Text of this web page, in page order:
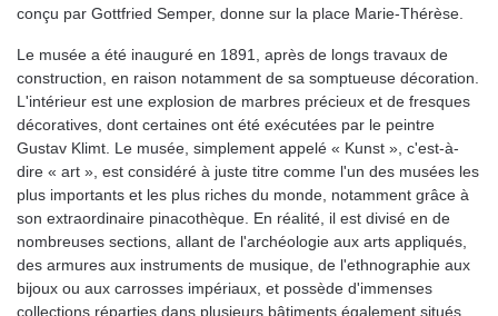
conçu par Gottfried Semper, donne sur la place Marie-Thérèse.
Le musée a été inauguré en 1891, après de longs travaux de
construction, en raison notamment de sa somptueuse décoration.
L'intérieur est une explosion de marbres précieux et de fresques
décoratives, dont certaines ont été exécutées par le peintre
Gustav Klimt. Le musée, simplement appelé « Kunst », c'est-à-
dire « art », est considéré à juste titre comme l'un des musées les
plus importants et les plus riches du monde, notamment grâce à
son extraordinaire pinacothèque. En réalité, il est divisé en de
nombreuses sections, allant de l'archéologie aux arts appliqués,
des armures aux instruments de musique, de l'ethnographie aux
bijoux ou aux carrosses impériaux, et possède d'immenses
collections réparties dans plusieurs bâtiments également situés